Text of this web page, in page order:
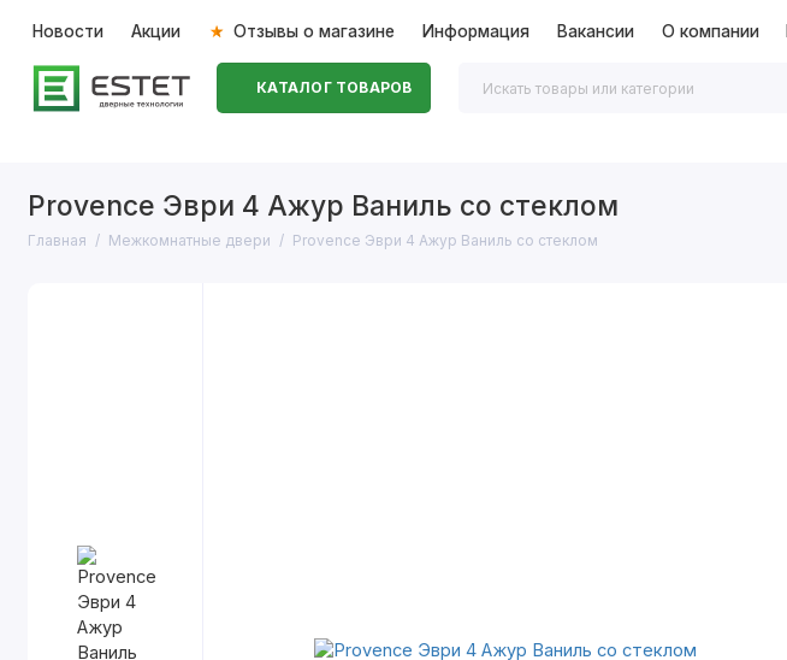
Новости Акции Отзывы о магазине Информация Вакансии О компании
КАТАЛОГ ТОВАРОВ
Provence Эври 4 Ажур Ваниль со стеклом
Главная Межкомнатные двери Provence Эври 4 Ажур Ваниль со стеклом